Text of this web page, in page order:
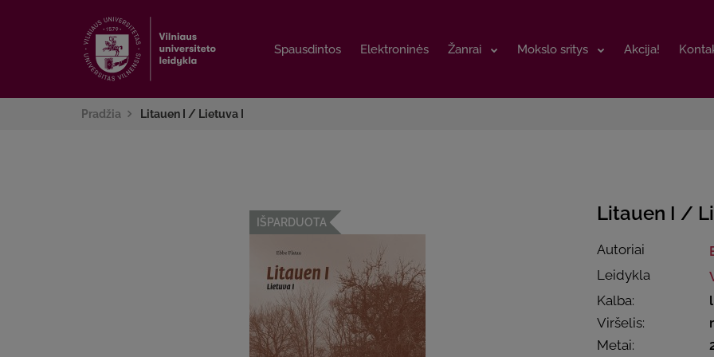
Spausdintos Elektroninės Žanrai Mokslo sritys Akcija!
Spausdintos Elektroninės Žanrai Mokslo sritys Akcija!
Pradžia Litauen I / Lietuva I
IŠPARDUOTA Litauen I /
Autoriai
Leidykla
Kalba:
Viršelis:
Metai: